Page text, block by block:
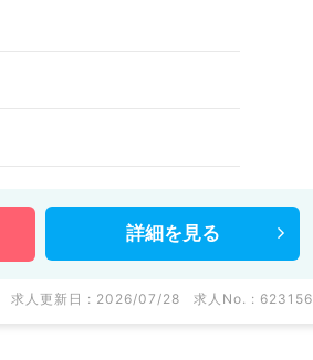
詳細を 見る
求人更新日 : 2026/07/28 求人No. : 623156